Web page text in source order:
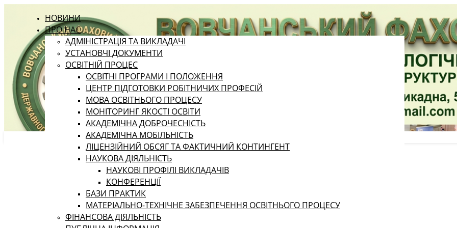
НОВИНИ
ПРО НАС
АДМІНІСТРАЦІЯ ТА ВИКЛАДАЧІ
УСТАНОВЧІ ДОКУМЕНТИ
ОСВІТНІЙ ПРОЦЕС
ОСВІТНІ ПРОГРАМИ І ПОЛОЖЕННЯ
ЦЕНТР ПІДГОТОВКИ РОБІТНИЧИХ ПРОФЕСІЙ
МОВА ОСВІТНЬОГО ПРОЦЕСУ
МОНІТОРИНГ ЯКОСТІ ОСВІТИ
АКАДЕМІЧНА ДОБРОЧЕСНІСТЬ
АКАДЕМІЧНА МОБІЛЬНІСТЬ
ЛІЦЕНЗІЙНИЙ ОБСЯГ ТА ФАКТИЧНИЙ КОНТИНГЕНТ
НАУКОВА ДІЯЛЬНІСТЬ
НАУКОВІ ПРОФІЛІ ВИКЛАДАЧІВ
КОНФЕРЕНЦІЇ
БАЗИ ПРАКТИК
МАТЕРІАЛЬНО-ТЕХНІЧНЕ ЗАБЕЗПЕЧЕННЯ ОСВІТНЬОГО ПРОЦЕСУ
ФІНАНСОВА ДІЯЛЬНІСТЬ